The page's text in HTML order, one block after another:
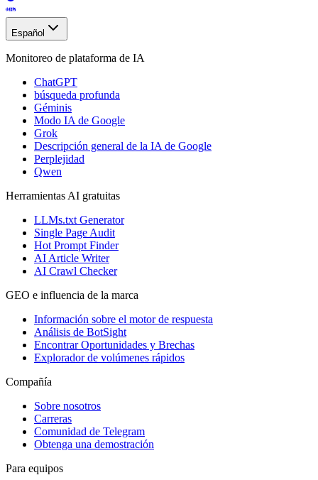
Español
Monitoreo de plataforma de IA
ChatGPT
búsqueda profunda
Géminis
Modo IA de Google
Grok
Descripción general de la IA de Google
Perplejidad
Qwen
Herramientas AI gratuitas
LLMs.txt Generator
Single Page Audit
Hot Prompt Finder
AI Article Writer
AI Crawl Checker
GEO e influencia de la marca
Información sobre el motor de respuesta
Análisis de BotSight
Encontrar Oportunidades y Brechas
Explorador de volúmenes rápidos
Compañía
Sobre nosotros
Carreras
Comunidad de Telegram
Obtenga una demostración
Para equipos